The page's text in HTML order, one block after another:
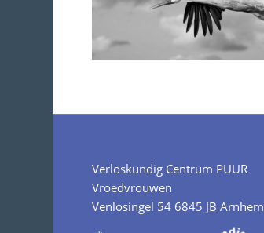
Verloskundig Centrum PUUR
Vroedvrouwen
Venlosingel 54 6845 JB Arnhem